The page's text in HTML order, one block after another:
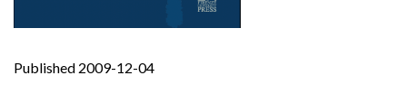
Published 2009-12-04